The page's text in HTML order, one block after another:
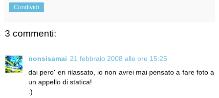
Condividi
3 commenti:
nonsisamai 21 febbraio 2008 alle ore 15:25
dai pero' eri rilassato, io non avrei mai pensato a fare foto a
un appello di statica!
:)